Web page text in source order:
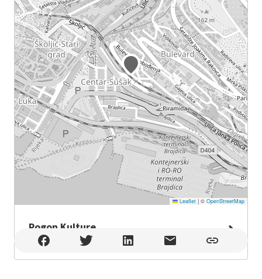
Leaflet |© OpenStreetMap
Pogon Kulture
Pogon Kulture , Rijeka